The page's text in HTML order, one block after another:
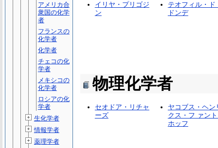
イリヤ・プリゴジ
ン
テオフィル・ド
ドンデ
物理化学者
セオドア・リチャ
ーズ
ヤコブス・ヘン
クス・フ ァン
ホッフ
アメリカ合
衆国の化学
者
フランスの
化学者
化学者
チェコの化
学者
メキシコの
化学者
ロシアの化
学者
生化学者
情報学者
薬理学者